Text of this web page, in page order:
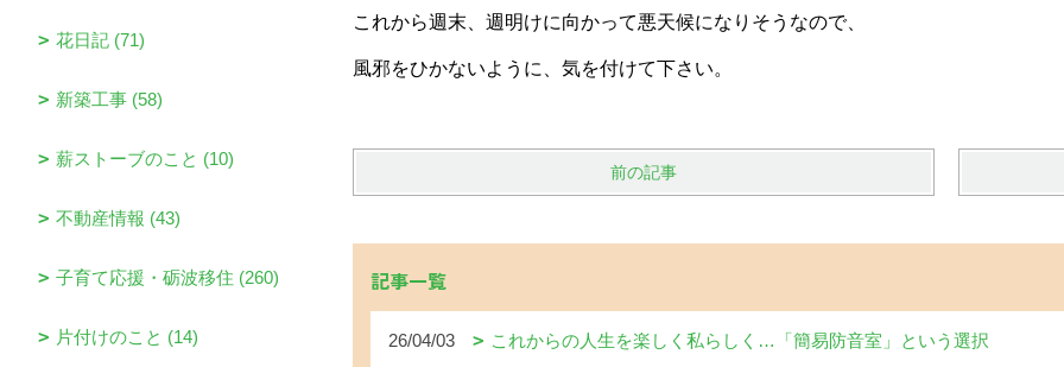
これから週末、週明けに向かって悪天候になりそうなので、
風邪をひかないように、気を付けて下さい。
前の記事
記事一覧
26/04/03 これからの人生を楽しく私らしく…「簡易防音室」という選択
花日記 (71)
新築工事 (58)
薪ストーブのこと (10)
不動産情報 (43)
子育て応援・砺波移住 (260)
片付けのこと (14)